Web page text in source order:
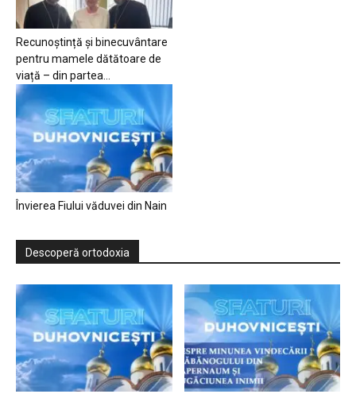
Recunoștință și binecuvântare
pentru mamele dătătoare de
viață – din partea...
Învierea Fiului văduvei din Nain
Descoperă ortodoxia